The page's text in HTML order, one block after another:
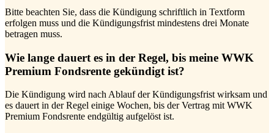
Bitte beachten Sie, dass die Kündigung schriftlich in Textform
erfolgen muss und die Kündigungsfrist mindestens drei Monate
betragen muss.
Wie lange dauert es in der Regel, bis meine WWK
Premium Fondsrente gekündigt ist?
Die Kündigung wird nach Ablauf der Kündigungsfrist wirksam und
es dauert in der Regel einige Wochen, bis der Vertrag mit WWK
Premium Fondsrente endgültig aufgelöst ist.